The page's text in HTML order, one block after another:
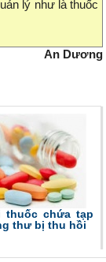
lý như là thuốc
An Dương
thuốc chứa tạp
thư bị thu hồi